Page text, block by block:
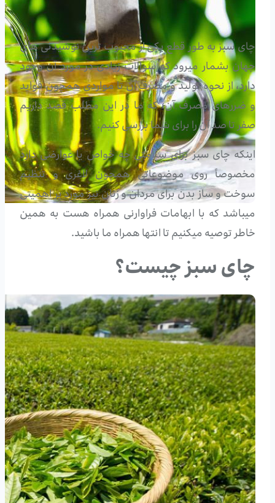
چای سبز به طور قطع یکی از محبوب ترین نوشیدنی های
جهان بشمار میرود که سوالات زیادی در مورد آن وجود
دارد، از نحوه تولید و مصرف آن تا مواردی همچون فواید
و ضررهای مصرف آن؛ که ما در این مطلب قصد داریم
صفر تا صد آن را برای شما بررسی کنیم.
اینکه چای سبز برای سلامتی چه خواص یا عوارضی دارد
مخصوصاً روی موضوعاتی همچون لاغری و تنظیم
سوخت و ساز بدن برای مردان و زنان نیز مورد پر اهمیتی
میباشد که با ابهامات فراوارنی همراه هست به همین
خاطر توصیه میکنیم تا انتها همراه ما باشید.
چای سبز چیست؟